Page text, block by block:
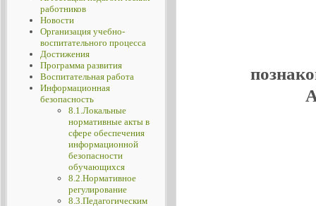
работников
Новости
Организация учебно-
воспитательного процесса
Достижения
Программа развития
Воспитательная работа
Информационная
безопасность
8.1.Локальные
нормативные акты в
сфере обеспечения
информационной
безопасности
обучающихся
8.2.Нормативное
регулирование
8.3.Педагогическим